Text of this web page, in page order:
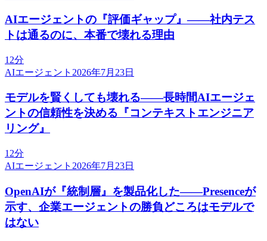
AIエージェントの『評価ギャップ』——社内テス
トは通るのに、本番で壊れる理由
12分
AIエージェント 2026年7月23日
モデルを賢くしても壊れる——長時間AIエージェ
ントの信頼性を決める『コンテキストエンジニア
リング』
12分
AIエージェント 2026年7月23日
OpenAIが『統制層』を製品化した——Presenceが
示す、企業エージェントの勝負どころはモデルで
はない